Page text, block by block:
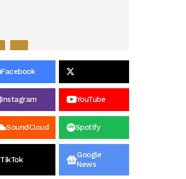
Facebook
Instagram YouTube
SoundCloud Spotify
TikTok
Google
News